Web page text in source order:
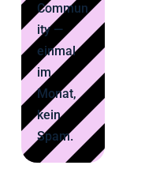
Commun
ity —
einmal
im
Monat,
kein
Spam.